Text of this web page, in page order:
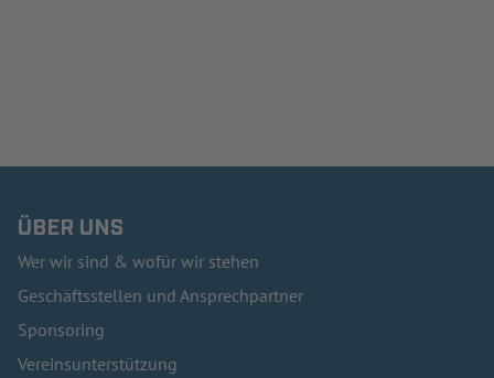
ÜBER UNS
Wer wir sind & wofür wir stehen
Geschäftsstellen und Ansprechpartner
Sponsoring
Vereinsunterstützung